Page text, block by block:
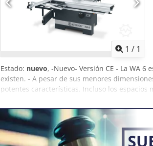
1 / 1
Estado: nuevo, -Nuevo- Versión CE - La WA
existen. - A pesar de sus menores
potentes características. Incluso los espacios
excelentes. en uso diario. Datos técnicos:
velocidad 4200 rpm. Unidad de puntuación
Ajuste manual de altura y giro de 0 a 45°
longitud deseada en el tope de inglete
extracción superior/inferior 50/100 mm Altura